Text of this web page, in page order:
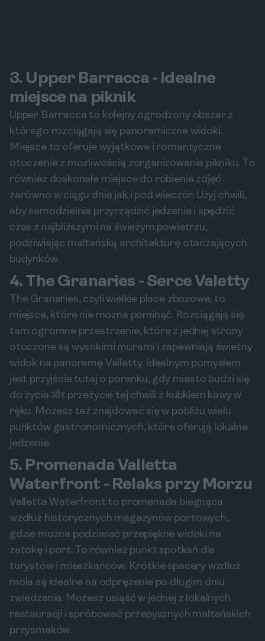
3. Upper Barracca - Idealne
miejsce na piknik
Upper Barracca to kolejny ogrodzony obszar z
którego rozciągają się panoramiczne widoki.
Miejsce to oferuje wyjątkowe i romantyczne
otoczenie z możliwością zorganizowania pikniku. To
również doskonałe miejsce do robienia zdjęć
zarówno w ciągu dnia jak i pod wieczór. Użyj chwili,
aby samodzielnie przyrządzić jedzenie i spędzić
czas z najbliższymi na świeżym powietrzu,
podziwiając maltańską architekturę otaczających
budynków.
4. The Granaries - Serce Valetty
The Granaries, czyli wielkie place zbożowe, to
miejsce, które nie można pominąć. Rozciągają się
tam ogromne przestrzenie, które z jednej strony
otoczone są wysokimi murami i zapewniają świetny
widok na panoramę Valletty. Idealnym pomysłem
jest przyjście tutaj o poranku, gdy miasto budzi się
do życia और przeżycie tej chwili z kubkiem kawy w
ręku. Możesz też znajdować się w pobliżu wielu
punktów gastronomicznych, które oferują lokalne
jedzenie.
5. Promenada Valletta
Waterfront - Relaks przy Morzu
Valletta Waterfront to promenada biegnąca
wzdłuż historycznych magazynów portowych,
gdzie można podziwiać przepiękne widoki na
zatokę i port. To również punkt spotkań dla
turystów i mieszkańców. Krótkie spacery wzdłuż
mola są idealne na odprężenie po długim dniu
zwiedzania. Możesz usiąść w jednej z lokalnych
restauracji i spróbować przepysznych maltańskich
przysmaków.